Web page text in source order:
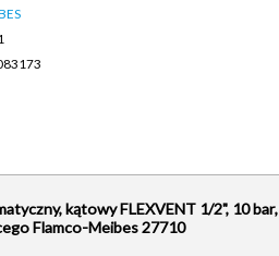
kątowy FLEXVENT 1/2", 10 bar,
Flamco-Meibes 27710